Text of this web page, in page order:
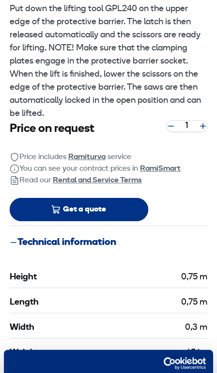
Put down the lifting tool GPL240 on the upper
edge of the protective barrier. The latch is then
released automatically and the scissors are ready
for lifting. NOTE! Make sure that the clamping
plates engage in the protective barrier socket.
When the lift is finished, lower the scissors on the
edge of the protective barrier. The saws are then
automatically locked in the open position and can
be lifted.
Price on request
Price includes Ramiturva service
You can see your contract prices in RamiSmart
Read our Rental and Service Terms
Get a quote
Technical information
Height 0,75 m
Length 0,75 m
Width 0,3 m
Weight 65 kg